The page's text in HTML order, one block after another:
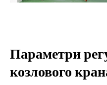
Параметри
козлового